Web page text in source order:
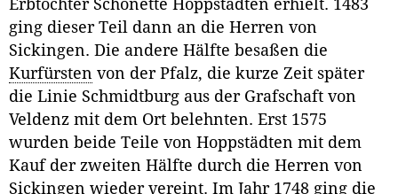
Erbtochter Schonette Hoppstädten erhielt. 1483
ging dieser Teil dann an die Herren von
Sickingen. Die andere Hälfte besaßen die
Kurfürsten von der Pfalz, die kurze Zeit später
die Linie Schmidtburg aus der Grafschaft von
Veldenz mit dem Ort belehnten. Erst 1575
wurden beide Teile von Hoppstädten mit dem
Kauf der zweiten Hälfte durch die Herren von
Sickingen wieder vereint. Im Jahr 1748 ging die